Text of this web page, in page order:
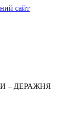
сайт
– ДЕРАЖНЯ